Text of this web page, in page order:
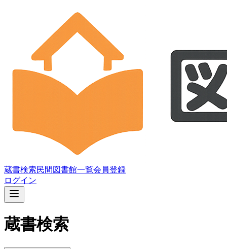
蔵書検索民間図書館一覧会員登録
ログイン
蔵書検索